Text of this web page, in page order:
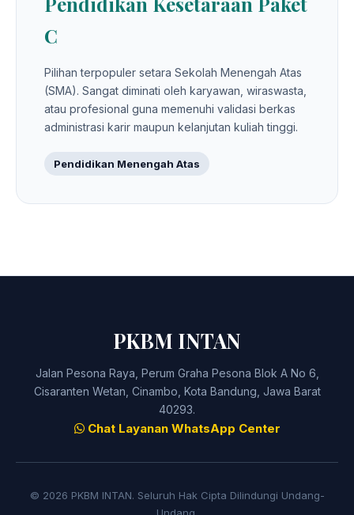
C
Pilihan terpopuler setara Sekolah Menengah Atas
(SMA). Sangat diminati oleh karyawan, wiraswasta,
atau profesional guna memenuhi validasi berkas
administrasi karir maupun kelanjutan kuliah tinggi.
Pendidikan Menengah Atas
PKBM INTAN
Jalan Pesona Raya, Perum Graha Pesona Blok A No 6,
Cisaranten Wetan, Cinambo, Kota Bandung, Jawa Barat
40293.
Chat Layanan WhatsApp Center
© 2026 PKBM INTAN. Seluruh Hak Cipta Dilindungi Undang-
Undang.